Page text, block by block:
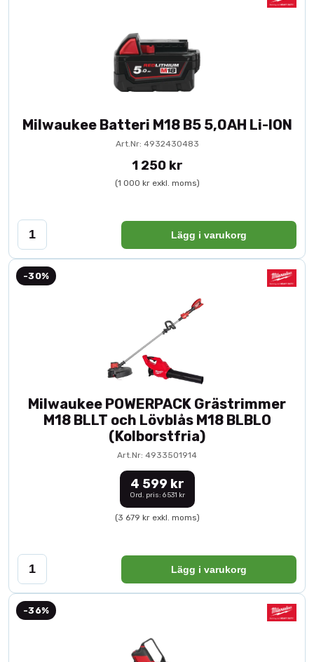
Milwaukee Batteri M18 B5 5,0AH Li-ION
Art.Nr: 4932430483
1 250 kr
(1 000 kr exkl. moms)
Lägg i varukorg
-30%
Milwaukee POWERPACK Grästrimmer
M18 BLLT och Lövblås M18 BLBLO
(Kolborstfria)
Art.Nr: 4933501914
4 599 kr
Ord. pris: 6 531 kr
(3 679 kr exkl. moms)
Lägg i varukorg
-36%